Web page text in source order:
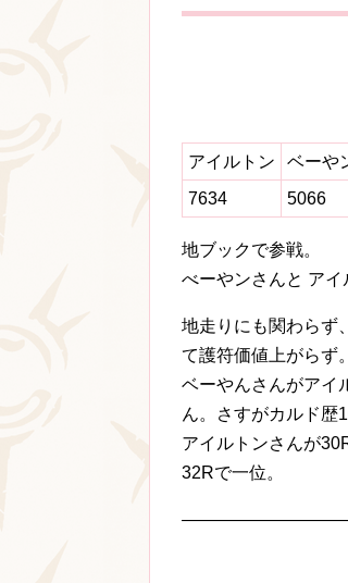
アイルトン ベーや
7634
5066
地ブックで参戦。
べーやンさんと アイ
地走りにも関わらず
て護符価値上がらず。
ベーやんさんがアイ
ん。さすがカルド歴
アイルトンさんが
32Rで一位。